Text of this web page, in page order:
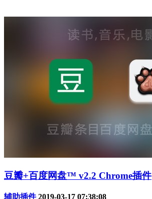
豆瓣+百度网盘™ v2.2 Chrome插件
辅助插件 2019-03-17 07:38:08